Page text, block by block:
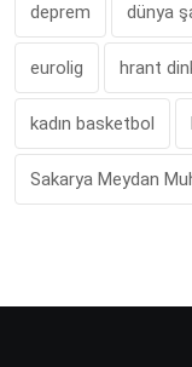
deprem dünya
eurolig hrant
kadın basketbol
Sakarya Meydan